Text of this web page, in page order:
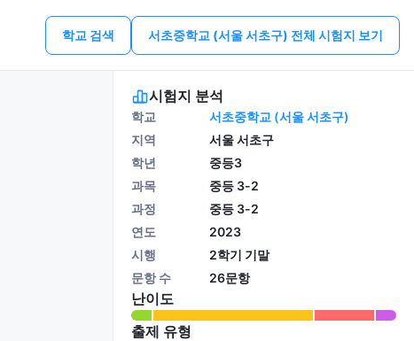
학교 검색 서초중학교 (서울 서초구) 전체 시험지 보기
시험지 분석
학교
서초중학교 (서울 서초구)
지역
서울 서초구
학년
중등3
과목
중등 3-2
과정
중등 3-2
연도
2023
시행
2학기 기말
문항 수
26문항
난이도
출제 유형